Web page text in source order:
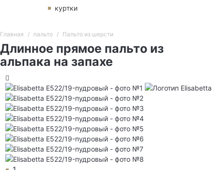
куртки
Главная пальто Пальто из шерсти
Длинное прямое пальто из
альпака на запахе